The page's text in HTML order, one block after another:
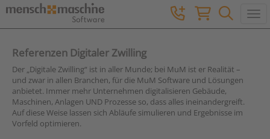
Referenzen Digitaler Zwilling
Der „Digitale Zwilling“ ist in aller Munde; bei MuM ist er Realität –
und zwar in allen Branchen, für die MuM Software und Lösungen
anbietet. Immer mehr Unternehmen digitalisieren Gebäude,
Maschinen, Anlagen UND Prozesse so, dass alles ineinandergreift.
Auf diese Weise lassen sich Abläufe simulieren und Ergebnisse im
Vorfeld optimieren.